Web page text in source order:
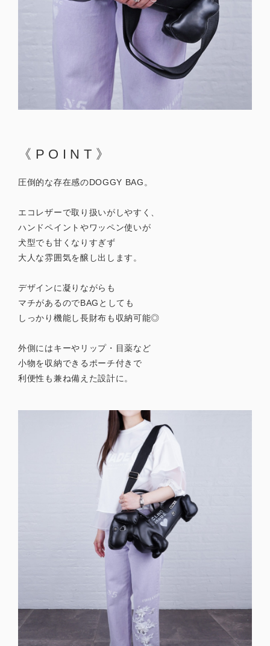
《POINT》
圧倒的な存在感のDOGGY BAG。
エコレザーで取り扱いがしやすく、
ハンドペイントやワッペン使いが
犬型でも甘くなりすぎず
大人な雰囲気を醸し出します。
デザインに凝りながらも
マチがあるのでBAGとしても
しっかり機能し長財布も収納可能◎
外側にはキーやリップ・目薬など
小物を収納できるポーチ付きで
利便性も兼ね備えた設計に。